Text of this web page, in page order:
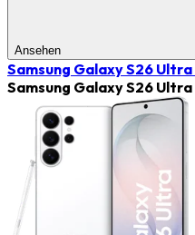
Ansehen
Samsung Galaxy S26 Ultra
Samsung Galaxy S26 Ultra